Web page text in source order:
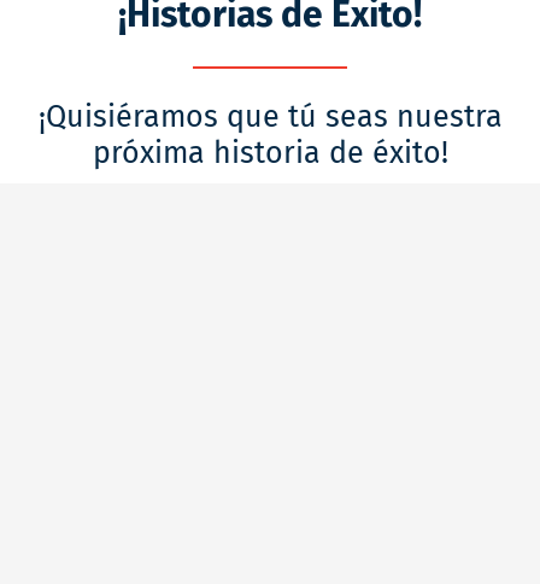
¡Historias de Éxito!
¡Quisiéramos que tú seas nuestra
próxima historia de éxito!